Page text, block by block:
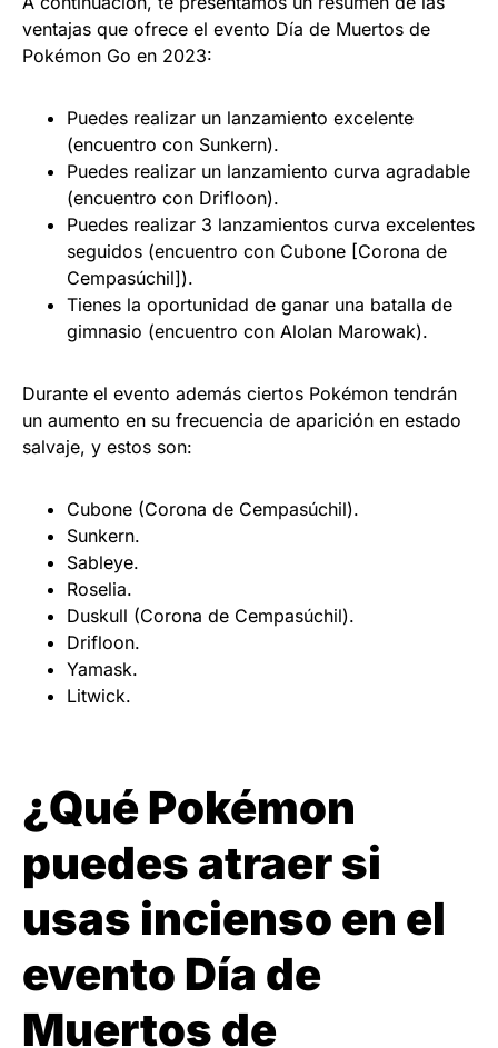
ventajas que ofrece el evento Día de Muertos de
Pokémon Go en 2023:
Puedes realizar un lanzamiento excelente
(encuentro con Sunkern).
Puedes realizar un lanzamiento curva agradable
(encuentro con Drifloon).
Puedes realizar 3 lanzamientos curva excelentes
seguidos (encuentro con Cubone [Corona de
Cempasúchil]).
Tienes la oportunidad de ganar una batalla de
gimnasio (encuentro con Alolan Marowak).
Durante el evento además ciertos Pokémon tendrán
un aumento en su frecuencia de aparición en estado
salvaje, y estos son:
Cubone (Corona de Cempasúchil).
Sunkern.
Sableye.
Roselia.
Duskull (Corona de Cempasúchil).
Drifloon.
Yamask.
Litwick.
¿Qué Pokémon
puedes atraer si
usas incienso en el
evento Día de
Muertos de